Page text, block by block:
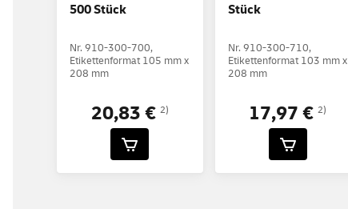
500 Stück
Nr. 910-300-700,
Etikettenformat 105 mm x
208 mm
20,83 € 2)
Stück
Nr. 910-300-710,
Etikettenformat 103 mm x
208 mm
17,97 €2)